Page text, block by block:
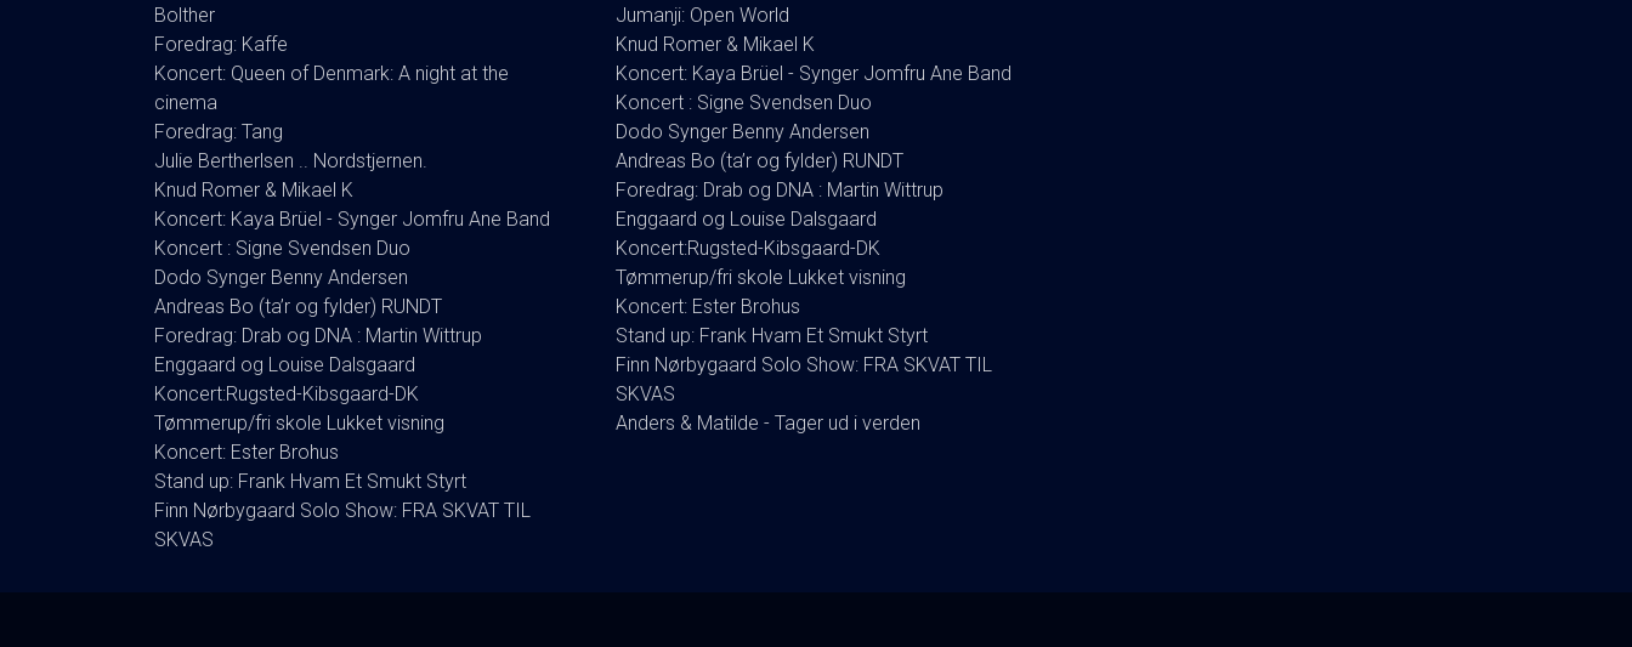
Bolther
Foredrag: Kaffe
Koncert: Queen of Denmark: A night at the
cinema
Foredrag: Tang
Julie Bertherlsen .. Nordstjernen.
Knud Romer & Mikael K
Koncert: Kaya Brüel - Synger Jomfru Ane Band
Koncert : Signe Svendsen Duo
Dodo Synger Benny Andersen
Andreas Bo (ta’r og fylder) RUNDT
Foredrag: Drab og DNA : Martin Wittrup
Enggaard og Louise Dalsgaard
Koncert:Rugsted-Kibsgaard-DK
Tømmerup/fri skole Lukket visning
Koncert: Ester Brohus
Stand up: Frank Hvam Et Smukt Styrt
Finn Nørbygaard Solo Show: FRA SKVAT TIL
SKVAS
Jumanji: Open World
Knud Romer & Mikael K
Koncert: Kaya Brüel - Synger Jomfru Ane Band
Koncert : Signe Svendsen Duo
Dodo Synger Benny Andersen
Andreas Bo (ta’r og fylder) RUNDT
Foredrag: Drab og DNA : Martin Wittrup
Enggaard og Louise Dalsgaard
Koncert:Rugsted-Kibsgaard-DK
Tømmerup/fri skole Lukket visning
Koncert: Ester Brohus
Stand up: Frank Hvam Et Smukt Styrt
Finn Nørbygaard Solo Show: FRA SKVAT TIL
SKVAS
Anders & Matilde - Tager ud i verden